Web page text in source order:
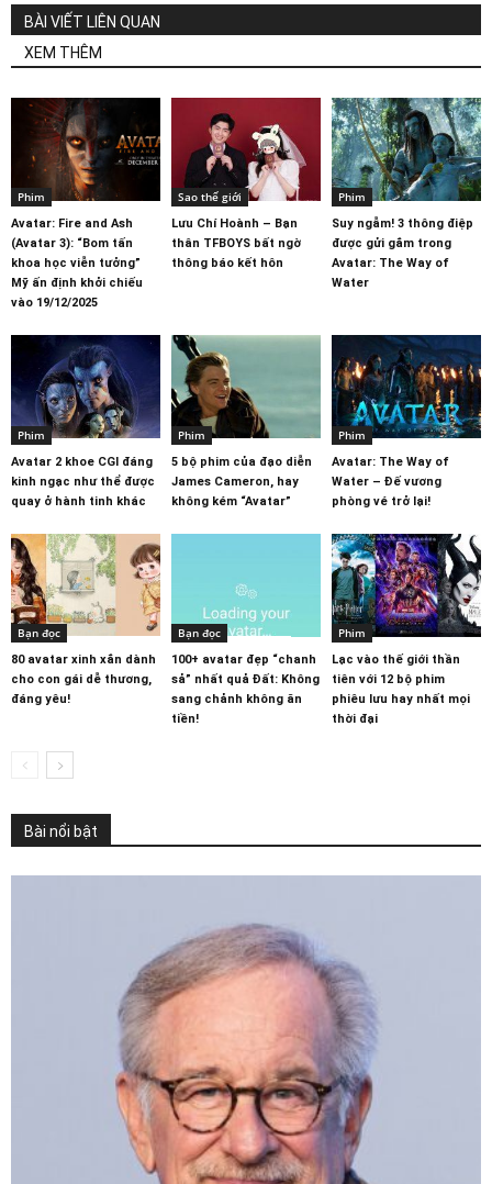
BÀI VIẾT LIÊN QUAN
XEM THÊM
Phim
Avatar: Fire and Ash
(Avatar 3): “Bom tấn
khoa học viễn tưởng”
Mỹ ấn định khởi chiếu
vào 19/12/2025
Sao thế giới
Lưu Chí Hoành – Bạn
thân TFBOYS bất ngờ
thông báo kết hôn
Phim
Suy ngẫm! 3 thông điệp
được gửi gắm trong
Avatar: The Way of
Water
Phim
Avatar 2 khoe CGI đáng
kinh ngạc như thể được
quay ở hành tinh khác
Phim
5 bộ phim của đạo diễn
James Cameron, hay
không kém “Avatar”
Phim
Avatar: The Way of
Water – Đế vương
phòng vé trở lại!
Bạn đọc
80 avatar xinh xắn dành
cho con gái dễ thương,
đáng yêu!
Bạn đọc
100+ avatar đẹp “chanh
sả” nhất quả Đất: Không
sang chảnh không ăn
tiền!
Phim
Lạc vào thế giới thần
tiên với 12 bộ phim
phiêu lưu hay nhất mọi
thời đại
Bài nổi bật